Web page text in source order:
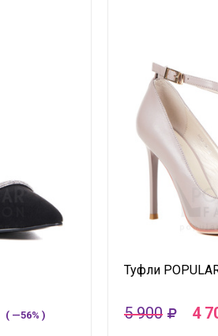
( —56% )
Туфли
5 900 4